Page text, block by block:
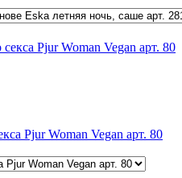
Pjur Woman Vegan арт. 80